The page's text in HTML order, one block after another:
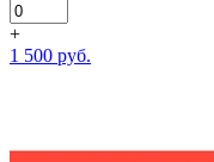
+
1 500 руб.